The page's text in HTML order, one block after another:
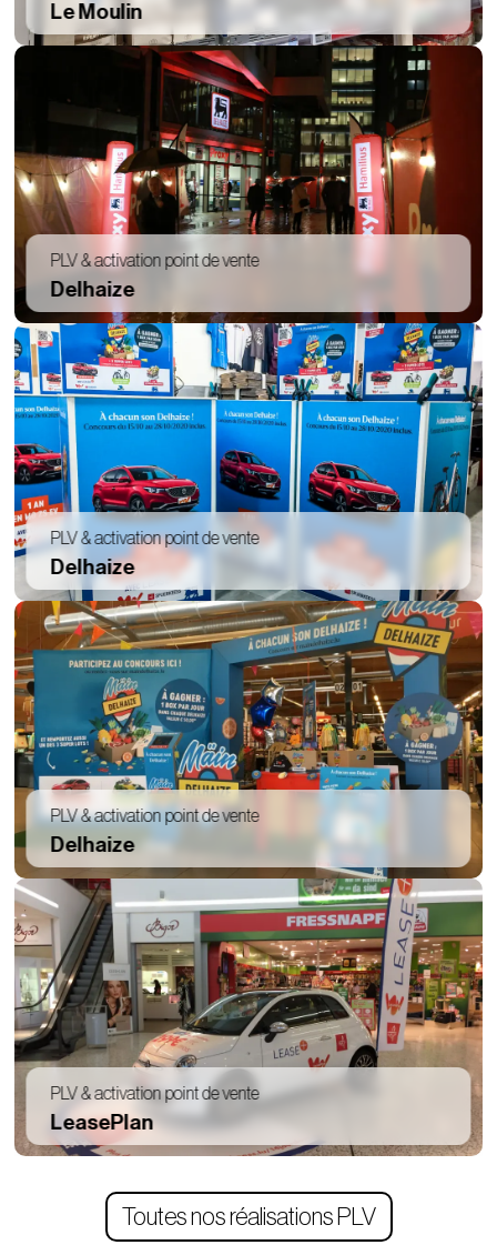
PLV & activation point de vente
Delhaize
PLV & activation point de vente
LeasePlan
PLV & activation point de vente
Delhaize
PLV & activation point de vente
Delhaize
Le Moulin
Toutes nos réalisations PLV